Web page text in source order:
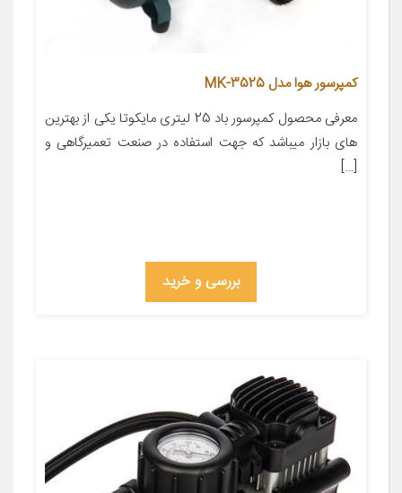
کمپرسور هوا مدل MK-3525
معرفی محصول کمپرسور باد 25 لیتری مایکوتا یکی از بهترین
های بازار میباشد که جهت استفاده در صنعت تعمیرگاهی و
[…]
بررسی و خرید